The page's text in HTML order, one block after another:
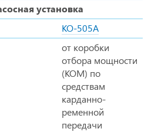
установка
КО-505А
от коробки
отбора мощности
(КОМ) по
средствам
карданно-
ременной
передачи